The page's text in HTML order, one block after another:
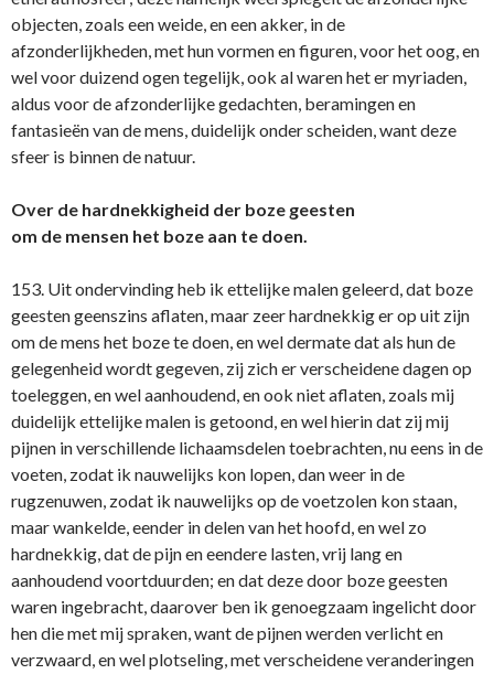
objecten, zoals een weide, en een akker, in de
afzonderlijkheden, met hun vormen en figuren, voor het oog, en
wel voor duizend ogen tegelijk, ook al waren het er myriaden,
aldus voor de afzonderlijke gedachten, beramingen en
fantasieën van de mens, duidelijk onder scheiden, want deze
sfeer is binnen de natuur.
Over de hardnekkigheid der boze geesten
om de mensen het boze aan te doen.
153. Uit ondervinding heb ik ettelijke malen geleerd, dat boze
geesten geenszins aflaten, maar zeer hardnekkig er op uit zijn
om de mens het boze te doen, en wel dermate dat als hun de
gelegenheid wordt gegeven, zij zich er verscheidene dagen op
toeleggen, en wel aanhoudend, en ook niet aflaten, zoals mij
duidelijk ettelijke malen is getoond, en wel hierin dat zij mij
pijnen in verschillende lichaamsdelen toebrachten, nu eens in de
voeten, zodat ik nauwelijks kon lopen, dan weer in de
rugzenuwen, zodat ik nauwelijks op de voetzolen kon staan,
maar wankelde, eender in delen van het hoofd, en wel zo
hardnekkig, dat de pijn en eendere lasten, vrij lang en
aanhoudend voortduurden; en dat deze door boze geesten
waren ingebracht, daarover ben ik genoegzaam ingelicht door
hen die met mij spraken, want de pijnen werden verlicht en
verzwaard, en wel plotseling, met verscheidene veranderingen